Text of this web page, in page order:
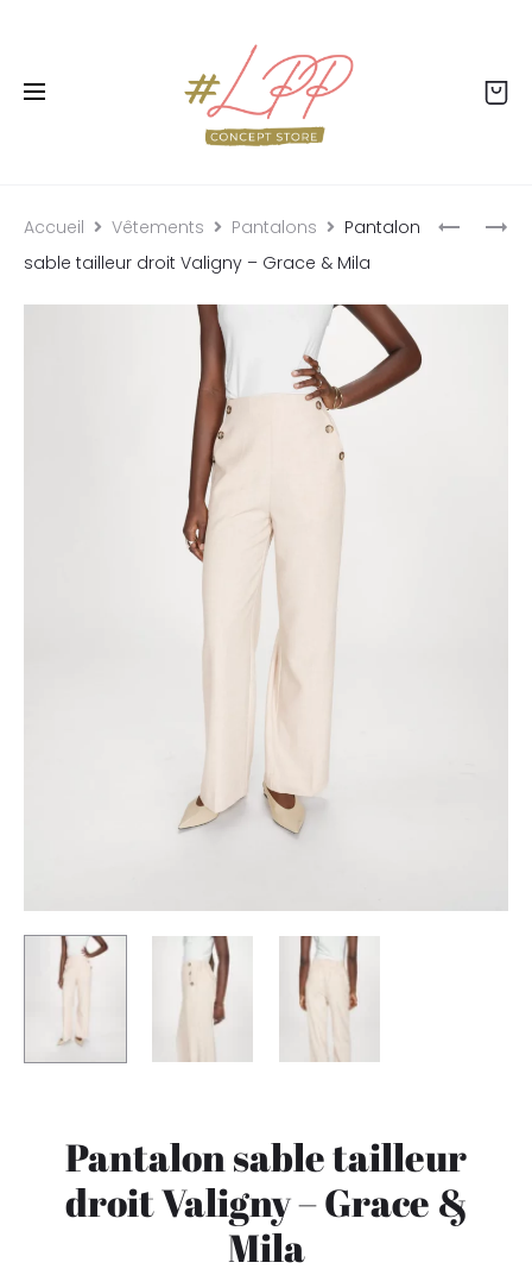
& collect gratuit
Accueil Vêtements Pantalons
Pantalon
sable tailleur droit Valigny – Grace & Mila
Pantalon sable tailleur
droit Valigny – Grace &
Mila